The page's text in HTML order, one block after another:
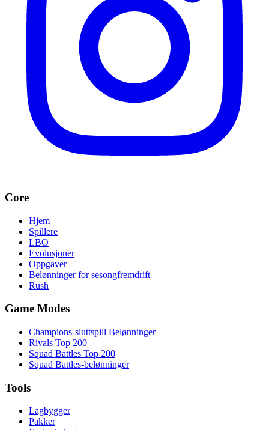
Core
Hjem
Spillere
LBO
Evolusjoner
Oppgaver
Belønninger for sesongfremdrift
Rush
Game Modes
Champions-sluttspill Belønninger
Rivals Top 200
Squad Battles Top 200
Squad Battles-belønninger
Tools
Lagbygger
Pakker